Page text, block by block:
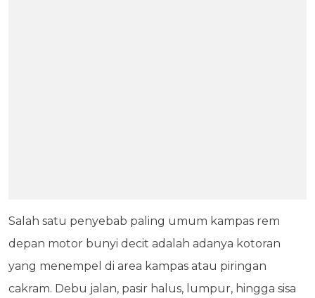
Salah satu penyebab paling umum kampas rem
depan motor bunyi decit adalah adanya kotoran
yang menempel di area kampas atau piringan
cakram. Debu jalan, pasir halus, lumpur, hingga sisa